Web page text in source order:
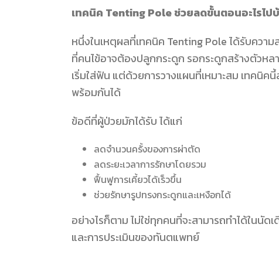
เทคนิค Tenting Pole ช่วยลดขั้นตอนอะไรไป
หนึ่งในเหตุผลที่เทคนิค Tenting Pole ได้รับควา
ที่คนไข้อาจต้องปลูกกระดูก รอกระดูกสร้างตัวห
เริ่มใส่ฟัน แต่ด้วยการวางแผนที่เหมาะสม เทคนิค
พร้อมกันได้
ข้อดีที่ผู้ป่วยมักได้รับ ได้แก่
ลดจำนวนครั้งของการผ่าตัด
ลดระยะเวลาการรักษาโดยรวม
ฟื้นฟูการเคี้ยวได้เร็วขึ้น
ช่วยรักษารูปทรงกระดูกและเหงือกได้
อย่างไรก็ตาม ไม่ใช่ทุกคนที่จะสามารถทำได้ใน
และการประเมินของทันตแพทย์